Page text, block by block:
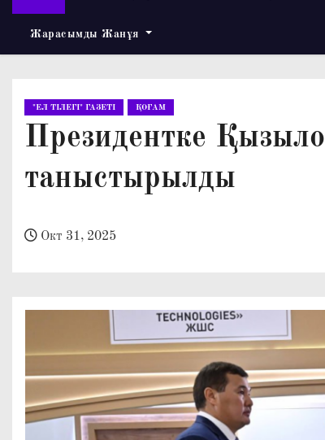
Жарасымды Жанұя
"ЕЛ ТІЛЕГІ" ГАЗЕТІ ҚОҒАМ
Президентке
таныстырылды
Окт 31, 2025